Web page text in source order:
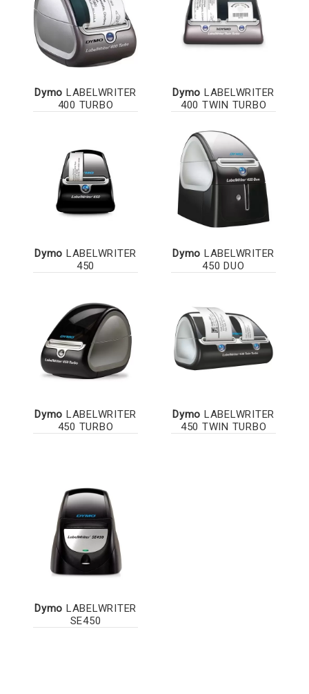
Dymo LABELWRITER
400 TURBO
Dymo LABELWRITER
400 TWIN TURBO
Dymo LABELWRITER
450
Dymo LABELWRITER
450 DUO
Dymo LABELWRITER
450 TURBO
Dymo LABELWRITER
450 TWIN TURBO
Dymo LABELWRITER
SE450